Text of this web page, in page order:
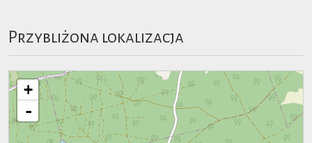
Przybliżona lokalizacja
+
-